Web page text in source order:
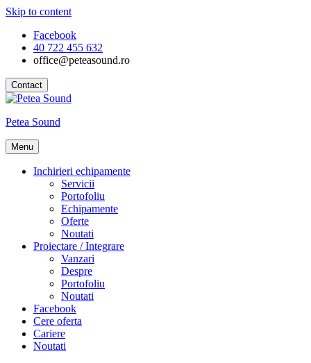
Skip to content
Facebook
40 722 455 632
office@peteasound.ro
Contact
Petea Sound
Menu
Inchirieri echipamente
Servicii
Portofoliu
Echipamente
Oferte
Noutati
Proiectare / Integrare
Vanzari
Despre
Portofoliu
Noutati
Facebook
Cere oferta
Cariere
Noutati